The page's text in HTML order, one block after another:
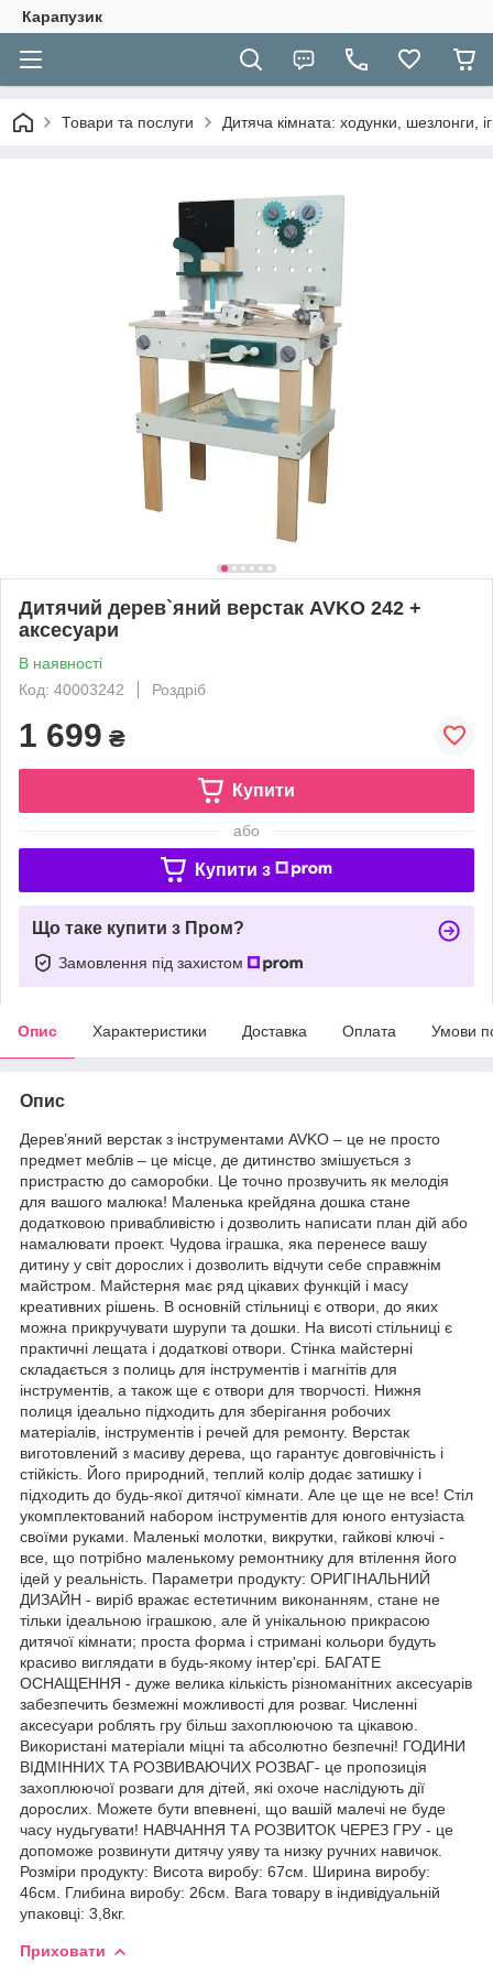
Карапузик
Товари та послуги Дитяча кімната: ходунки, шезлонги,
Дитячий дерев`яний верстак AVKO 242 +
аксесуари
В наявності
Код: 40003242
Роздріб
1 699 ₴
Купити
або
Купити з
Що таке купити з Пром?
Замовлення під захистом
Опис Характеристики Доставка Оплата Умови
Опис
Дерев’яний верстак з інструментами AVKO – це не просто
предмет меблів – це місце, де дитинство змішується з
пристрастю до саморобки. Це точно прозвучить як мелодія
для вашого малюка! Маленька крейдяна дошка стане
додатковою привабливістю і дозволить написати план дій або
намалювати проект. Чудова іграшка, яка перенесе вашу
дитину у світ дорослих і дозволить відчути себе справжнім
майстром. Майстерня має ряд цікавих функцій і масу
креативних рішень. В основній стільниці є отвори, до яких
можна прикручувати шурупи та дошки. На висоті стільниці є
практичні лещата і додаткові отвори. Стінка майстерні
складається з полиць для інструментів і магнітів для
інструментів, а також ще є отвори для творчості. Нижня
полиця ідеально підходить для зберігання робочих
матеріалів, інструментів і речей для ремонту. Верстак
виготовлений з масиву дерева, що гарантує довговічність і
стійкість. Його природний, теплий колір додає затишку і
підходить до будь-якої дитячої кімнати. Але це ще не все! Стіл
укомплектований набором інструментів для юного ентузіаста
своїми руками. Маленькі молотки, викрутки, гайкові ключі -
все, що потрібно маленькому ремонтнику для втілення його
ідей у ​​реальність. Параметри продукту: ОРИГІНАЛЬНИЙ
ДИЗАЙН - виріб вражає естетичним виконанням, стане не
тільки ідеальною іграшкою, але й унікальною прикрасою
дитячої кімнати; проста форма і стримані кольори будуть
красиво виглядати в будь-якому інтер'єрі. БАГАТЕ
ОСНАЩЕННЯ - дуже велика кількість різноманітних аксесуарів
забезпечить безмежні можливості для розваг. Численні
аксесуари роблять гру більш захоплюючою та цікавою.
Використані матеріали міцні та абсолютно безпечні! ГОДИНИ
ВІДМІННИХ ТА РОЗВИВАЮЧИХ РОЗВАГ- це пропозиція
захоплюючої розваги для дітей, які охоче наслідують дії
дорослих. Можете бути впевнені, що вашій малечі не буде
часу нудьгувати! НАВЧАННЯ ТА РОЗВИТОК ЧЕРЕЗ ГРУ - це
допоможе розвинути дитячу уяву та низку ручних навичок.
Розміри продукту: Висота виробу: 67см. Ширина виробу:
46см. Глибина виробу: 26см. Вага товару в індивідуальній
упаковці: 3,8кг.
Приховати